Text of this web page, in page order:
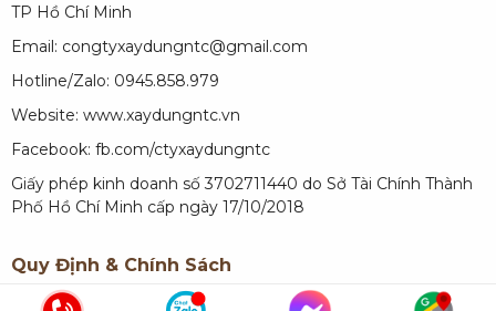
TP Hồ Chí Minh
Email: congtyxaydungntc@gmail.com
Hotline/Zalo: 0945.858.979
Website: www.xaydungntc.vn
Facebook: fb.com/ctyxaydungntc
Giấy phép kinh doanh số 3702711440 do Sở Tài Chính Thành
Phố Hồ Chí Minh cấp ngày 17/10/2018
Quy Định & Chính Sách